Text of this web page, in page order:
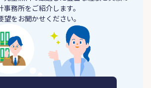
務所をご紹介します。
をお聞かせください。